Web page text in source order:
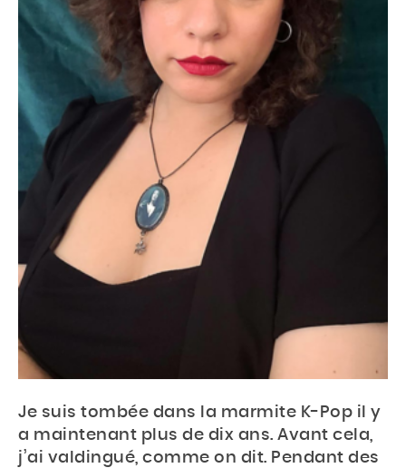
Je suis tombée dans la marmite K-Pop il y
a maintenant plus de dix ans. Avant cela,
j’ai valdingué, comme on dit. Pendant des